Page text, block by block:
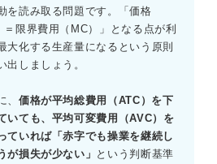
誤りである。
費用（ATC）の最小値より大きい
わかりBは誤りだと導くことができ
利潤最大化生産量はP_B=MCの交
Cは誤りである。
最小値より小さくAVCの最小値よ
操業を継続するほうが損失は少な
りEが正解だと求められる。
を読み取る問題です。「価格
＝限界費用（MC）」となる点が利
大化する生産量になるという原則
出しましょう。
、 価格が平均総費用（ATC）を下
いても、平均可変費用（AVC）を
ていれば「赤字でも操業を継続し
が損失が少ない」 という判断基準